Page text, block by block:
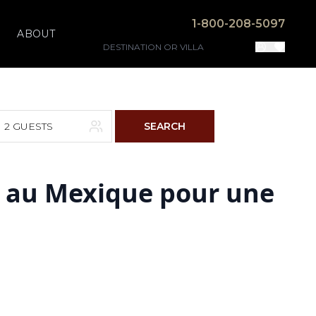
ABOUT
1-800-208-5097
S
2 GUESTS SEARCH
Mexique pour une